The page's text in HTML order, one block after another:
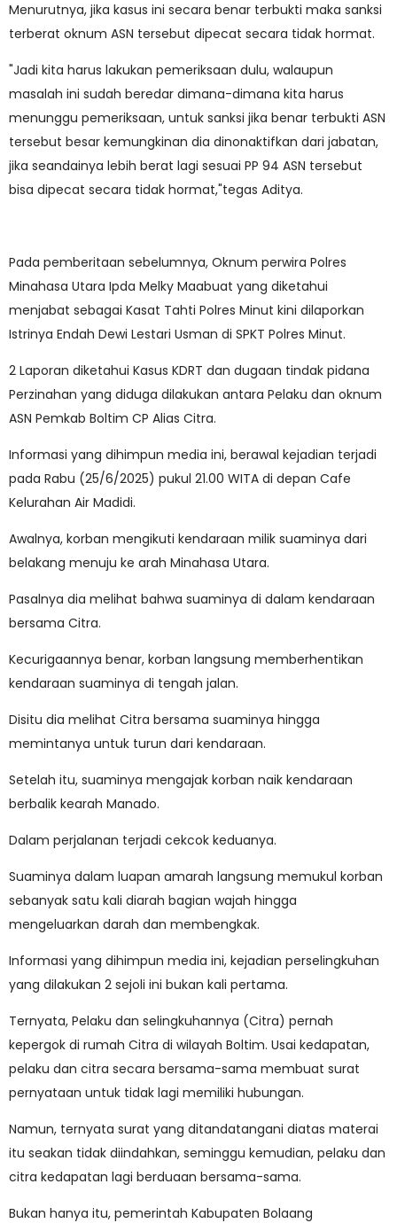
Menurutnya, jika kasus ini secara benar terbukti maka sanksi
terberat oknum ASN tersebut dipecat secara tidak hormat.
"Jadi kita harus lakukan pemeriksaan dulu, walaupun
masalah ini sudah beredar dimana-dimana kita harus
menunggu pemeriksaan, untuk sanksi jika benar terbukti ASN
tersebut besar kemungkinan dia dinonaktifkan dari jabatan,
jika seandainya lebih berat lagi sesuai PP 94 ASN tersebut
bisa dipecat secara tidak hormat,"tegas Aditya.
Pada pemberitaan sebelumnya, Oknum perwira Polres
Minahasa Utara Ipda Melky Maabuat yang diketahui
menjabat sebagai Kasat Tahti Polres Minut kini dilaporkan
Istrinya Endah Dewi Lestari Usman di SPKT Polres Minut.
2 Laporan diketahui Kasus KDRT dan dugaan tindak pidana
Perzinahan yang diduga dilakukan antara Pelaku dan oknum
ASN Pemkab Boltim CP Alias Citra.
Informasi yang dihimpun media ini, berawal kejadian terjadi
pada Rabu (25/6/2025) pukul 21.00 WITA di depan Cafe
Kelurahan Air Madidi.
Awalnya, korban mengikuti kendaraan milik suaminya dari
belakang menuju ke arah Minahasa Utara.
Pasalnya dia melihat bahwa suaminya di dalam kendaraan
bersama Citra.
Kecurigaannya benar, korban langsung memberhentikan
kendaraan suaminya di tengah jalan.
Disitu dia melihat Citra bersama suaminya hingga
memintanya untuk turun dari kendaraan.
Setelah itu, suaminya mengajak korban naik kendaraan
berbalik kearah Manado.
Dalam perjalanan terjadi cekcok keduanya.
Suaminya dalam luapan amarah langsung memukul korban
sebanyak satu kali diarah bagian wajah hingga
mengeluarkan darah dan membengkak.
Informasi yang dihimpun media ini, kejadian perselingkuhan
yang dilakukan 2 sejoli ini bukan kali pertama.
Ternyata, Pelaku dan selingkuhannya (Citra) pernah
kepergok di rumah Citra di wilayah Boltim. Usai kedapatan,
pelaku dan citra secara bersama-sama membuat surat
pernyataan untuk tidak lagi memiliki hubungan.
Namun, ternyata surat yang ditandatangani diatas materai
itu seakan tidak diindahkan, seminggu kemudian, pelaku dan
citra kedapatan lagi berduaan bersama-sama.
Bukan hanya itu, pemerintah Kabupaten Bolaang